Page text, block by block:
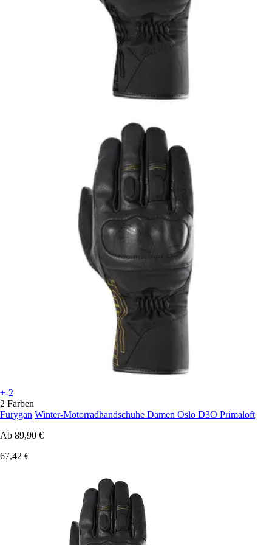
+-2
2 Farben
Furygan Winter-Motorradhandschuhe Damen Oslo D3O Primaloft
Ab 89,90 €
67,42 €